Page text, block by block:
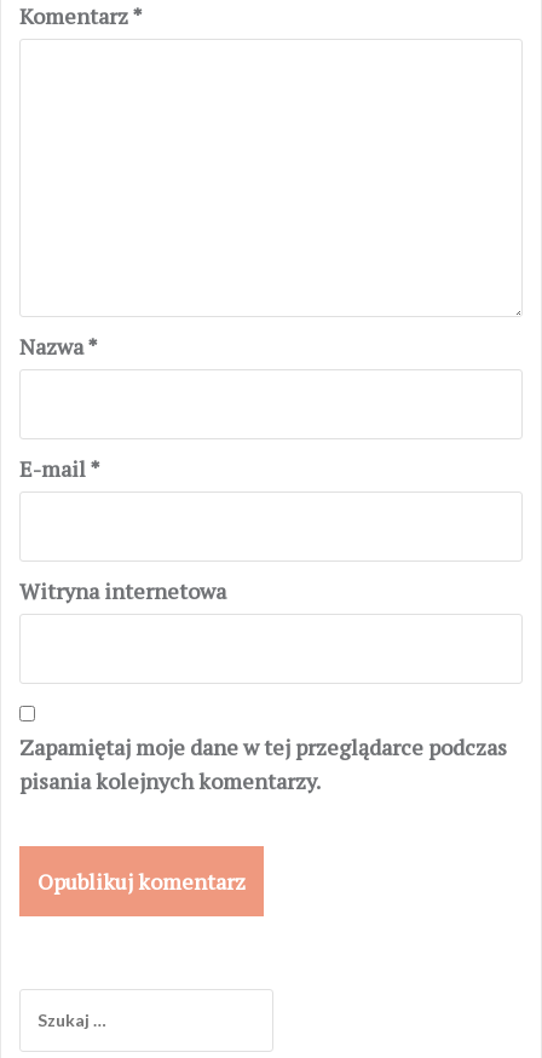
Komentarz*
Nazwa*
E-mail*
Witryna internetowa
Zapamiętaj moje dane w tej przeglądarce podczas
pisania kolejnych komentarzy.